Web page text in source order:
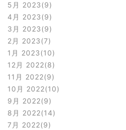
5月 2023 9
4月 2023 9
3月 2023 9
2月 2023 7
1月 2023 10
12月 2022 8
11月 2022 9
10月 2022 10
9月 2022 9
8月 2022 14
7月 2022 9